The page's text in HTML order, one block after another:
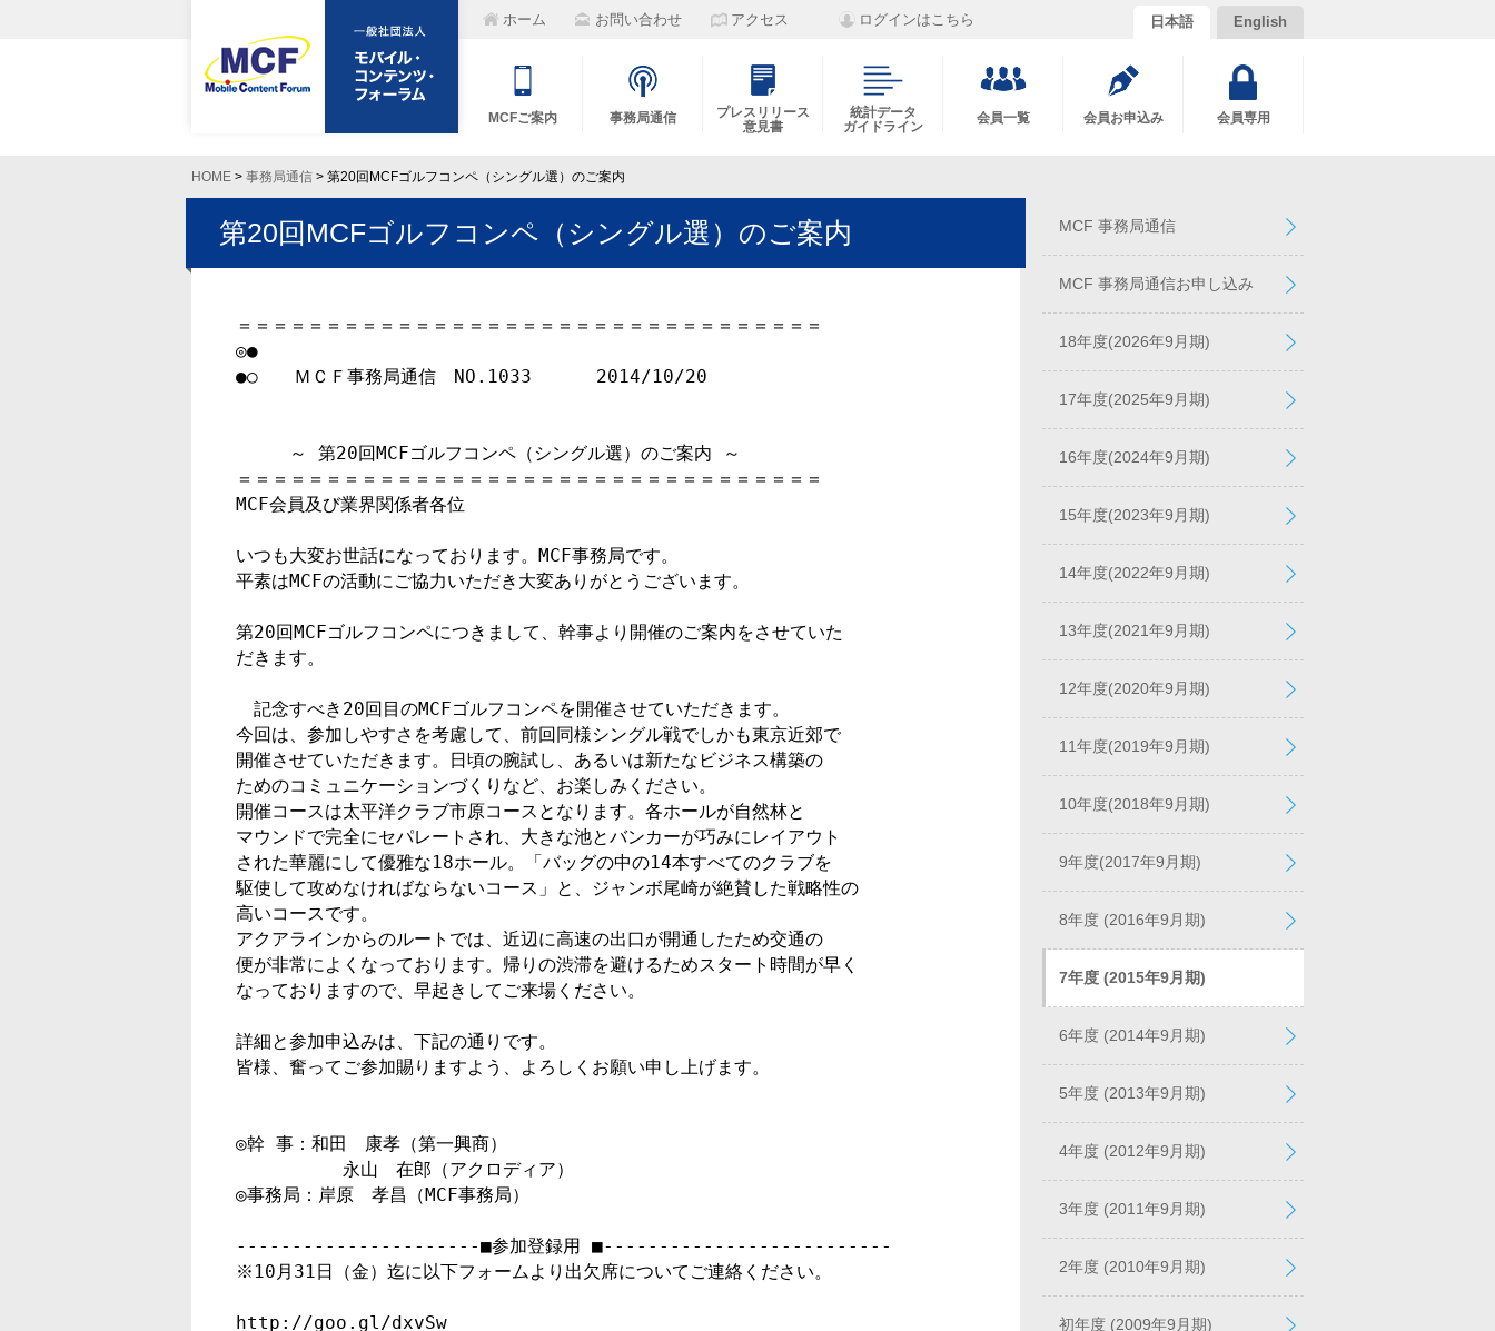
ホーム お問い合わせ アクセス ログインはこちら 日本語 English
MCFご案内 事務局通信
プレスリリース
意見書
統計データ
ガイドライン
会員一覧 会員お申込み 会員専用
HOME > 事務局通信 > 第20回MCFゴルフコンペ（シングル選）のご案内
第20回MCFゴルフコンペ（シングル選）のご案内
＝＝＝＝＝＝＝＝＝＝＝＝＝＝＝＝＝＝＝＝＝＝＝＝＝＝＝＝＝＝＝＝＝
◎●
●○　　ＭＣＦ事務局通信　NO.1033　　　 2014/10/20
～ 第20回MCFゴルフコンペ（シングル選）のご案内 ～
＝＝＝＝＝＝＝＝＝＝＝＝＝＝＝＝＝＝＝＝＝＝＝＝＝＝＝＝＝＝＝＝＝
MCF会員及び業界関係者各位
いつも大変お世話になっております。MCF事務局です。
平素はMCFの活動にご協力いただき大変ありがとうございます。
第20回MCFゴルフコンペにつきまして、幹事より開催のご案内をさせていた
だきます。
記念すべき20回目のMCFゴルフコンペを開催させていただきます。
今回は、参加しやすさを考慮して、前回同様シングル戦でしかも東京近郊で
開催させていただきます。日頃の腕試し、あるいは新たなビジネス構築の
ためのコミュニケーションづくりなど、お楽しみください。
開催コースは太平洋クラブ市原コースとなります。各ホールが自然林と
マウンドで完全にセパレートされ、大きな池とバンカーが巧みにレイアウト
された華麗にして優雅な18ホール。「バッグの中の14本すべてのクラブを
駆使して攻めなければならないコース」と、ジャンボ尾崎が絶賛した戦略性の
高いコースです。
アクアラインからのルートでは、近辺に高速の出口が開通したため交通の
便が非常によくなっております。帰りの渋滞を避けるためスタート時間が早く
なっておりますので、早起きしてご来場ください。
詳細と参加申込みは、下記の通りです。
皆様、奮ってご参加賜りますよう、よろしくお願い申し上げます。
◎幹 事：和田　康孝（第一興商）
永山　在郎（アクロディア）
◎事務局：岸原　孝昌（MCF事務局）
----------------------■参加登録用 ■--------------------------
※10月31日（金）迄に以下フォームより出欠席についてご連絡ください。
http://goo.gl/dxvSw
MCF 事務局通信
MCF 事務局通信お申し込み
18年度(2026年9月期)
17年度(2025年9月期)
16年度(2024年9月期)
15年度(2023年9月期)
14年度(2022年9月期)
13年度(2021年9月期)
12年度(2020年9月期)
11年度(2019年9月期)
10年度(2018年9月期)
9年度(2017年9月期)
8年度 (2016年9月期)
7年度 (2015年9月期)
6年度 (2014年9月期)
5年度 (2013年9月期)
4年度 (2012年9月期)
3年度 (2011年9月期)
2年度 (2010年9月期)
初年度 (2009年9月期)